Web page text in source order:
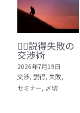
1 クレーム
2 発達障害
3 身体知・
4 創作・芸
5 教育・
検索
日本語
🕵️‍♂️説得失敗の
交渉術
2026年7月19日 ·
交渉, 説得, 失敗,
セミナー, 〆切